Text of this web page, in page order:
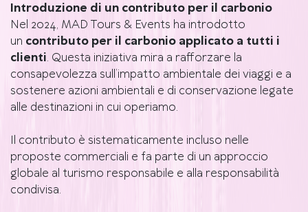
Introduzione di un contributo per il carbonio
Nel 2024, MAD Tours & Events ha introdotto
un contributo per il carbonio applicato a tutti i
clienti. Questa iniziativa mira a rafforzare la
consapevolezza sull’impatto ambientale dei viaggi e a
sostenere azioni ambientali e di conservazione legate
alle destinazioni in cui operiamo.
Il contributo è sistematicamente incluso nelle
proposte commerciali e fa parte di un approccio
globale al turismo responsabile e alla responsabilità
condivisa.